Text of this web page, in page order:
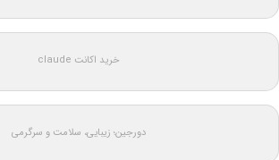
خرید اکانت claude
دورجین؛ زیبایی، سلامت و سرگرمی